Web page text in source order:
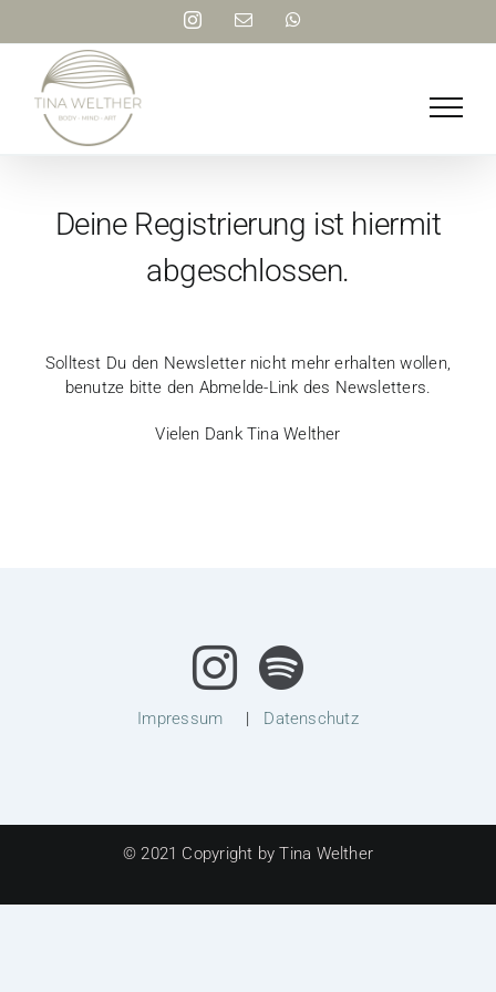
content
InstagramEmail
Deine Registrierung ist hiermit
abgeschlossen.
Solltest Du den Newsletter nicht mehr erhalten wollen,
benutze bitte den Abmelde-Link des Newsletters.
Vielen Dank Tina Welther
Impressum | Datenschutz
© 2021 Copyright by Tina Welther